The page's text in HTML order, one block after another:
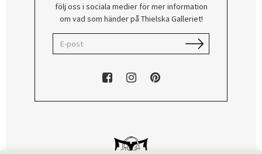
följ oss i sociala medier för mer information
om vad som händer på Thielska Galleriet!